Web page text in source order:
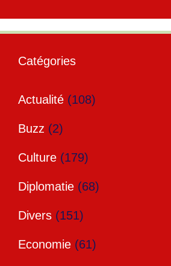
Catégories
Actualité (108)
Buzz (2)
Culture (179)
Diplomatie (68)
Divers (151)
Economie (61)